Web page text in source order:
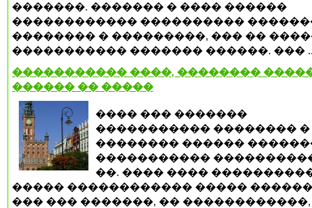
�������. ������� � ���� ������
������������ ����������
�������� � ���������, ��� ��
����������� ������� ������. ���
����������� ����, ��������
������ �� �����
���� ��� �������
����������� �������� �
�������� ������
�����������
��. ���� ����
����� ������������ �����
��� ��� �������, �� ������������,